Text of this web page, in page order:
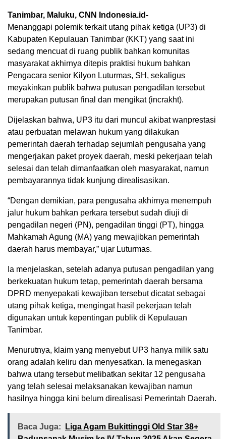
Tanimbar, Maluku, CNN Indonesia.id-
Menanggapi polemik terkait utang pihak ketiga (UP3) di
Kabupaten Kepulauan Tanimbar (KKT) yang saat ini
sedang mencuat di ruang publik bahkan komunitas
masyarakat akhirnya ditepis praktisi hukum bahkan
Pengacara senior Kilyon Luturmas, SH, sekaligus
meyakinkan publik bahwa putusan pengadilan tersebut
merupakan putusan final dan mengikat (incrakht).
Dijelaskan bahwa, UP3 itu dari muncul akibat wanprestasi
atau perbuatan melawan hukum yang dilakukan
pemerintah daerah terhadap sejumlah pengusaha yang
mengerjakan paket proyek daerah, meski pekerjaan telah
selesai dan telah dimanfaatkan oleh masyarakat, namun
pembayarannya tidak kunjung direalisasikan.
“Dengan demikian, para pengusaha akhirnya menempuh
jalur hukum bahkan perkara tersebut sudah diuji di
pengadilan negeri (PN), pengadilan tinggi (PT), hingga
Mahkamah Agung (MA) yang mewajibkan pemerintah
daerah harus membayar,” ujar Luturmas.
Ia menjelaskan, setelah adanya putusan pengadilan yang
berkekuatan hukum tetap, pemerintah daerah bersama
DPRD menyepakati kewajiban tersebut dicatat sebagai
utang pihak ketiga, mengingat hasil pekerjaan telah
digunakan untuk kepentingan publik di Kepulauan
Tanimbar.
Menurutnya, klaim yang menyebut UP3 hanya milik satu
orang adalah keliru dan menyesatkan. Ia menegaskan
bahwa utang tersebut melibatkan sekitar 12 pengusaha
yang telah selesai melaksanakan kewajiban namun
hasilnya hingga kini belum direalisasi Pemerintah Daerah.
Baca Juga:
Liga Agam Bukittinggi Old Star 38+